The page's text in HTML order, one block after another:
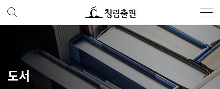
도서